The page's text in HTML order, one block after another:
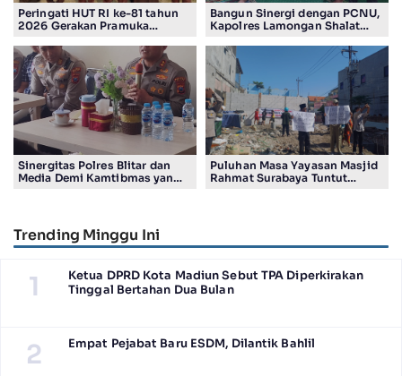
Peringati HUT RI ke-81 tahun
2026 Gerakan Pramuka
RALLY HIKING, Trophy bergilir
Camat Jabon
Bangun Sinergi dengan PCNU,
Kapolres Lamongan Shalat
Pengurus
Sinergitas Polres Blitar dan
Media Demi Kamtibmas yang
Puluhan Masa Yayasan Masjid
Rahmat Surabaya Tuntut
Trending Minggu Ini
1
Ketua DPRD Kota Madiun Sebut TPA Diperkirakan
Tinggal Bertahan Dua Bulan
2 Empat Pejabat Baru ESDM, Dilantik Bahlil